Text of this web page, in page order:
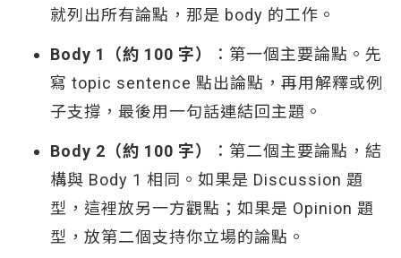
就列出所有論點，那是 body 的工作。
Body 1（約 100 字）
：第一個主要論點。先
寫 topic sentence 點出論點，再用解釋或例
子支撐，最後用一句話連結回主題。
Body 2（約 100 字）
：第二個主要論點，結
構與 Body 1 相同。如果是 Discussion 題
型，這裡放另一方觀點；如果是 Opinion 題
型，放第二個支持你立場的論點。